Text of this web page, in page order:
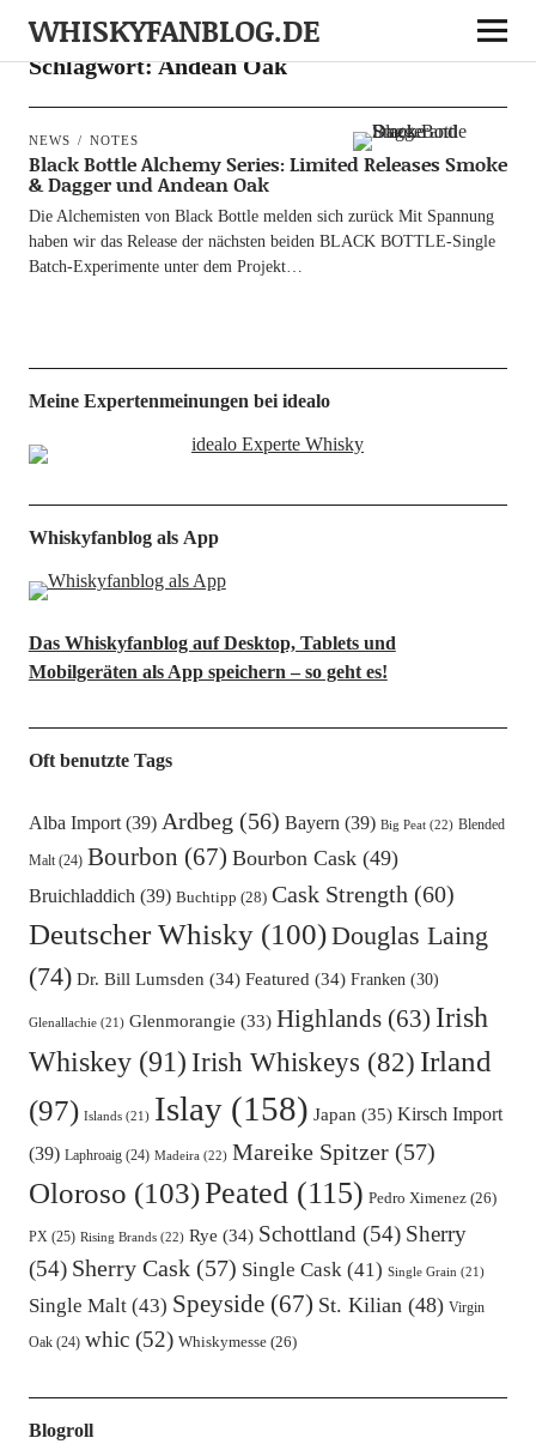
WHISKYFANBLOG.DE
Schlagwort:Andean Oak
NEWS NOTES
Black Bottle Alchemy Series: Limited Releases Smoke
& Dagger und Andean Oak
Die Alche­mis­ten von Black Bot­t­le mel­den sich zurück Mit Span­nung
haben wir das Release der nächs­ten bei­den BLACK BOT­­T­­LE-Sin­g­le
Batch-Expe­ri­­men­­te unter dem Projekt…
Meine Expertenmeinungen bei idealo
Whiskyfanblog als App
Das Whiskyfanblog auf Desktop, Tablets und
Mobilgeräten als App speichern – so geht es!
Oft benutzte Tags
Alba Import(39) Ardbeg (56) Bayern(39) Big Peat(22) Blended
Malt(24) Bourbon (67) Bourbon Cask(49)
Bruichladdich(39) Buchtipp (28) Cask Strength (60)
Deutscher Whisky(100)Douglas Laing
(74) Dr. Bill Lumsden (34) Featured (34) Franken(30)
Glenallachie(21) Glenmorangie (33) Highlands(63) Irish
Whiskey(91) Irish Whiskeys (82) Irland
(97) Islands(21) Islay(158) Japan (35) Kirsch Import
(39) Laphroaig(24) Madeira(22) Mareike Spitzer(57)
Oloroso (103)Peated(115) Pedro Ximenez(26)
PX(25) Rising Brands(22) Rye (34) Schottland (54) Sherry
(54) Sherry Cask(57) Single Cask(41) Single Grain (21)
Single Malt(43) Speyside(67) St. Kilian(48) Virgin
Oak(24) whic(52) Whiskymesse(26)
Blogroll